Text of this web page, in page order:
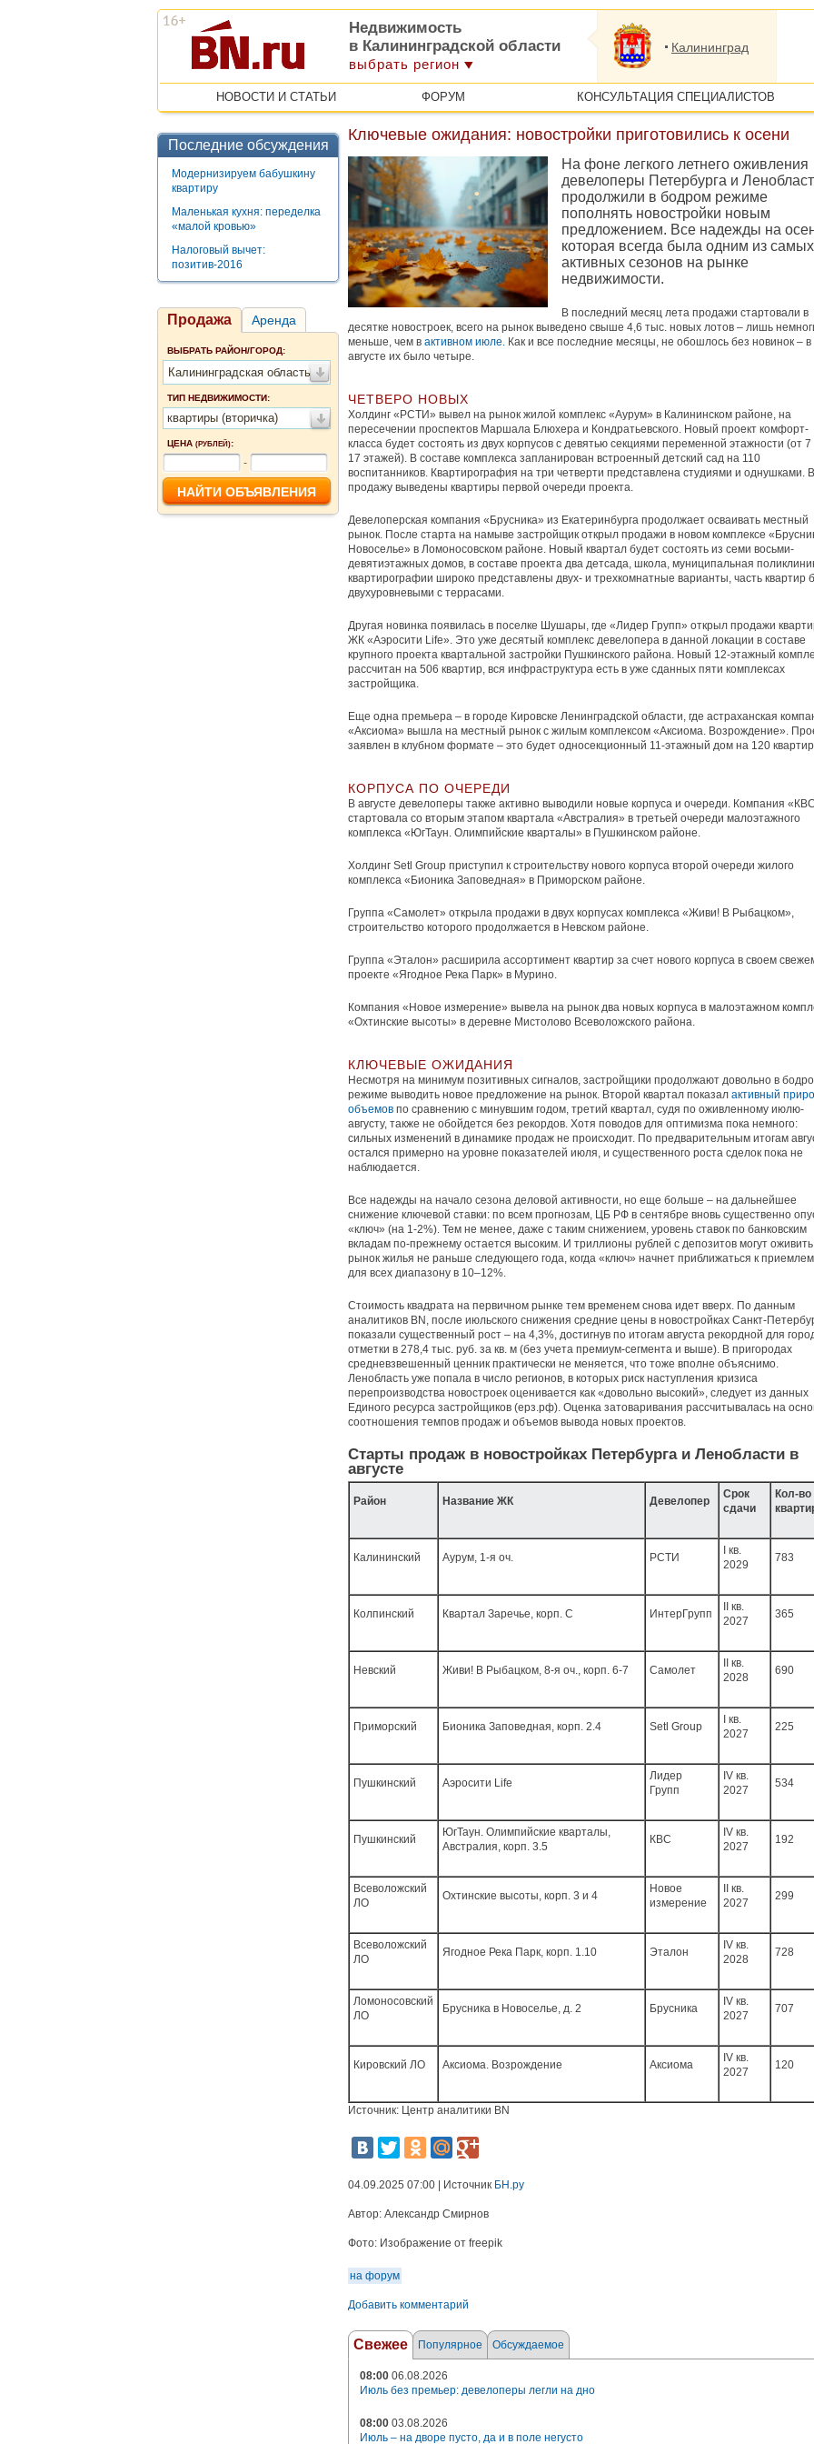
Недвижимость
в Калининградской области
выбрать регион
Калининград
НОВОСТИ И СТАТЬИ ФОРУМ КОНСУЛЬТАЦИЯ СПЕЦИАЛИСТОВ
Последние обсуждения
Модернизируем бабушкину
квартиру
Маленькая кухня: переделка
«малой кровью»
Налоговый вычет:
позитив-2016
Продажа Аренда
ВЫБРАТЬ РАЙОН/ГОРОД:
Калининградская область
ТИП НЕДВИЖИМОСТИ:
квартиры (вторичка)
ЦЕНА (РУБЛЕЙ):
-
Ключевые ожидания: новостройки приготовились к осени
На фоне легкого летнего оживления
девелоперы Петербурга и
продолжили в бодром режиме
пополнять новостройки новым
предложением. Все надежды на
которая всегда была одним из самых
активных сезонов на рынке
недвижимости.
В последний месяц лета продажи стартовали в
десятке новостроек, всего на рынок выведено свыше 4,6 тыс. новых лотов – лишь
меньше, чем в активном июле. Как и все последние месяцы, не обошлось без новинок – в
августе их было четыре.
ЧЕТВЕРО НОВЫХ
Холдинг «РСТИ» вывел на рынок жилой комплекс «Аурум» в Калининском районе, на
пересечении проспектов Маршала Блюхера и Кондратьевского. Новый проект комфорт-
класса будет состоять из двух корпусов с девятью секциями переменной этажности (от 7
17 этажей). В составе комплекса запланирован встроенный детский сад на 110
воспитанников. Квартирография на три четверти представлена студиями и однушками. В
продажу выведены квартиры первой очереди проекта.
Девелоперская компания «Брусника» из Екатеринбурга продолжает осваивать местный
рынок. После старта на намыве застройщик открыл продажи в новом комплексе
Новоселье» в Ломоносовском районе. Новый квартал будет состоять из семи восьми-
девятиэтажных домов, в составе проекта два детсада, школа, муниципальная
квартирографии широко представлены двух- и трехкомнатные варианты, часть квартир
двухуровневыми с террасами.
Другая новинка появилась в поселке Шушары, где «Лидер Групп» открыл продажи
ЖК «Аэросити Life». Это уже десятый комплекс девелопера в данной локации в составе
крупного проекта квартальной застройки Пушкинского района. Новый 12-этажный
рассчитан на 506 квартир, вся инфраструктура есть в уже сданных пяти комплексах
застройщика.
Еще одна премьера – в городе Кировске Ленинградской области, где астраханская
«Аксиома» вышла на местный рынок с жилым комплексом «Аксиома. Возрождение».
заявлен в клубном формате – это будет односекционный 11-этажный дом на 120
КОРПУСА ПО ОЧЕРЕДИ
В августе девелоперы также активно выводили новые корпуса и очереди. Компания
стартовала со вторым этапом квартала «Австралия» в третьей очереди малоэтажного
комплекса «ЮгТаун. Олимпийские кварталы» в Пушкинском районе.
Холдинг Setl Group приступил к строительству нового корпуса второй очереди жилого
комплекса «Бионика Заповедная» в Приморском районе.
Группа «Самолет» открыла продажи в двух корпусах комплекса «Живи! В Рыбацком»,
строительство которого продолжается в Невском районе.
Группа «Эталон» расширила ассортимент квартир за счет нового корпуса в своем
проекте «Ягодное Река Парк» в Мурино.
Компания «Новое измерение» вывела на рынок два новых корпуса в малоэтажном
«Охтинские высоты» в деревне Мистолово Всеволожского района.
КЛЮЧЕВЫЕ ОЖИДАНИЯ
Несмотря на минимум позитивных сигналов, застройщики продолжают довольно в
режиме выводить новое предложение на рынок. Второй квартал показал активный
объемов по сравнению с минувшим годом, третий квартал, судя по оживленному июлю-
августу, также не обойдется без рекордов. Хотя поводов для оптимизма пока немного:
сильных изменений в динамике продаж не происходит. По предварительным итогам
остался примерно на уровне показателей июля, и существенного роста сделок пока не
наблюдается.
Все надежды на начало сезона деловой активности, но еще больше – на дальнейшее
снижение ключевой ставки: по всем прогнозам, ЦБ РФ в сентябре вновь существенно
«ключ» (на 1-2%). Тем не менее, даже с таким снижением, уровень ставок по банковским
вкладам по-прежнему остается высоким. И триллионы рублей с депозитов могут оживить
рынок жилья не раньше следующего года, когда «ключ» начнет приближаться к
для всех диапазону в 10–12%.
Стоимость квадрата на первичном рынке тем временем снова идет вверх. По данным
аналитиков BN, после июльского снижения средние цены в новостройках Санкт-
показали существенный рост – на 4,3%, достигнув по итогам августа рекордной для
отметки в 278,4 тыс. руб. за кв. м (без учета премиум-сегмента и выше). В пригородах
средневзвешенный ценник практически не меняется, что тоже вполне объяснимо.
Ленобласть уже попала в число регионов, в которых риск наступления кризиса
перепроизводства новостроек оценивается как «довольно высокий», следует из данных
Единого ресурса застройщиков (ерз.рф). Оценка затоваривания рассчитывалась на
соотношения темпов продаж и объемов вывода новых проектов.
Старты продаж в новостройках Петербурга и Ленобласти в
августе
Район Название ЖК Девелопер
Срок
сдачи
Кол-во
Калининский Аурум, 1-я оч. РСТИ
I кв.
2029
783
Колпинский Квартал Заречье, корп. С ИнтерГрупп
II кв.
2027
365
Невский Живи! В Рыбацком, 8-я оч., корп. 6-7 Самолет
II кв.
2028
690
Приморский Бионика Заповедная, корп. 2.4 Setl Group
I кв.
2027
225
Пушкинский Аэросити Life
Лидер
Групп
IV кв.
2027
534
Пушкинский
ЮгТаун. Олимпийские кварталы,
Австралия, корп. 3.5
КВС
IV кв.
2027
192
Всеволожский
ЛО
Охтинские высоты, корп. 3 и 4
Новое
измерение
II кв.
2027
299
Всеволожский
ЛО
Ягодное Река Парк, корп. 1.10 Эталон
IV кв.
2028
728
Ломоносовский
ЛО
Брусника в Новоселье, д. 2 Брусника
IV кв.
2027
707
Кировский ЛО Аксиома. Возрождение Аксиома
IV кв.
2027
120
Источник: Центр аналитики BN
04.09.2025 07:00 | Источник БН.ру
Автор: Александр Смирнов
Фото: Изображение от freepik
на форум
Добавить комментарий
Свежее Популярное Обсуждаемое
08:00 06.08.2026
Июль без премьер: девелоперы легли на дно
08:00 03.08.2026
Июль – на дворе пусто, да и в поле негусто